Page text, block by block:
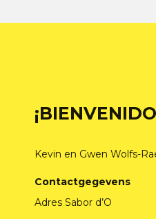
Kevin en Gwen Wolfs-
Contactgegevens
Adres Sabor d’O